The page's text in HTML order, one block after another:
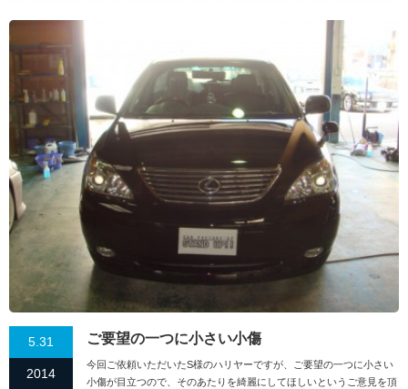
5.31
2014
ご要望の一つに小さい小傷
今回ご依頼いただいたS様のハリヤーですが、ご要望の一つに小さい
小傷が目立つので、そのあたりを綺麗にしてほしいというご意見を頂